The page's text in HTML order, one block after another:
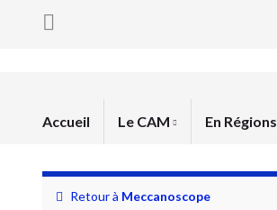
Accueil Le CAM En Régions
Retour à Meccanoscope